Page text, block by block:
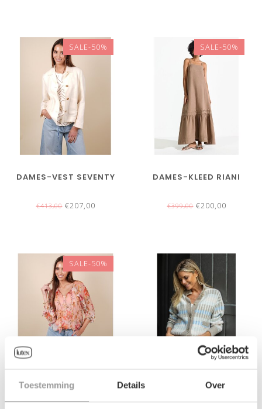
Toestemming Details Over
SALE-50%
DAMES-VEST SEVENTY
€413,00€207,00
SALE-50%
DAMES-KLEED RIANI
€399,00€200,00
SALE-50%
DAMES-BLOUSE HALE BOB